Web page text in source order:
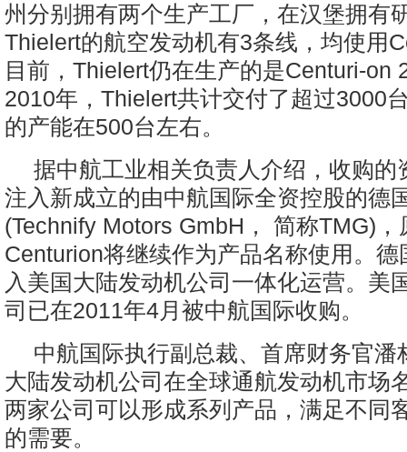
州分别拥有两个生产工厂，在汉堡拥有
Thielert的航空发动机有3条线，均使用
目前，Thielert仍在生产的是Centuri-on
2010年，Thielert共计交付了超过3000
的产能在500台左右。
据中航工业相关负责人介绍，收购的
注入新成立的由中航国际全资控股的德
(Technify Motors GmbH， 简称TMG)，
Centurion将继续作为产品名称使用。
入美国大陆发动机公司一体化运营。美
司已在2011年4月被中航国际收购。
中航国际执行副总裁、首席财务官潘
大陆发动机公司在全球通航发动机市场
两家公司可以形成系列产品，满足不同
的需要。